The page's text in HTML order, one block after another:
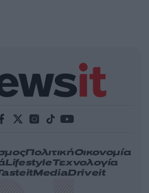
ΠολιτικήΟικονομία
LifestyleΤεχνολογία
MediaDriveit